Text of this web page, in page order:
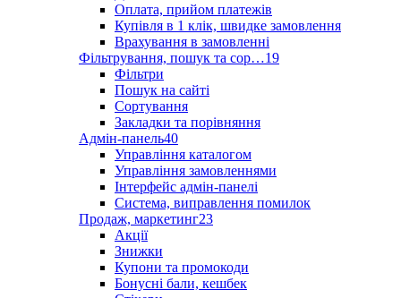
Оплата, прийом платежів
Купівля в 1 клік, швидке замовлення
Врахування в замовленні
Фільтрування, пошук та сор…19
Фільтри
Пошук на сайті
Сортування
Закладки та порівняння
Адмін-панель40
Управління каталогом
Управління замовленнями
Інтерфейс адмін-панелі
Система, виправлення помилок
Продаж, маркетинг23
Акції
Знижки
Купони та промокоди
Бонусні бали, кешбек